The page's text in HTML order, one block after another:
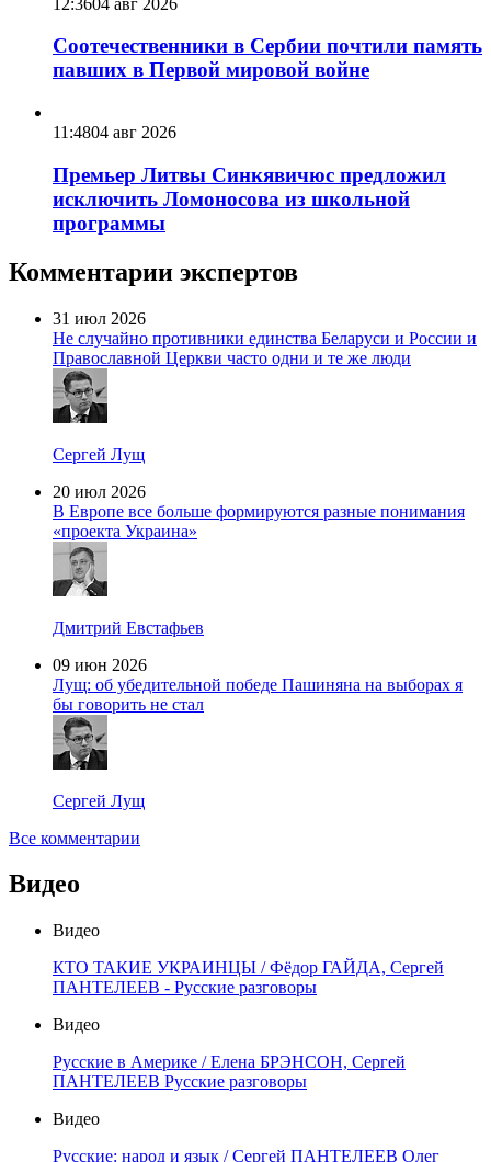
Соотечественники в Сербии почтили память
павших в Первой мировой войне
11:4804 авг 2026
Премьер Литвы Синкявичюс предложил
исключить Ломоносова из школьной
программы
Комментарии экспертов
31 июл 2026
Не случайно противники единства Беларуси и России и
Православной Церкви часто одни и те же люди
Сергей Лущ
20 июл 2026
В Европе все больше формируются разные понимания
«проекта Украина»
Дмитрий Евстафьев
09 июн 2026
Лущ: об убедительной победе Пашиняна на выборах я
бы говорить не стал
Сергей Лущ
Все комментарии
Видео
Видео
КТО ТАКИЕ УКРАИНЦЫ / Фёдор ГАЙДА, Сергей
ПАНТЕЛЕЕВ - Русские разговоры
Видео
Русские в Америке / Елена БРЭНСОН, Сергей
ПАНТЕЛЕЕВ Русские разговоры
Видео
Русские: народ и язык / Сергей ПАНТЕЛЕЕВ Олег